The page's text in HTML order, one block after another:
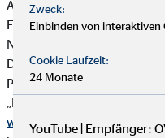
Anbietern von
Finanzanlageprodukten
Nachhaltigkeitsaspekte in
Die OVB
Produktpartner der OVB
„Nachhaltigkeit in der
www.branchen-initiative.de
Zweck:
Einbinden von interaktiven
Cookie Laufzeit:
24 Monate
YouTube | Empfänger: